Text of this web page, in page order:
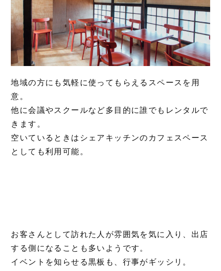
地域の方にも気軽に使ってもらえるスペースを用
意。
他に会議やスクールなど多目的に誰でもレンタルで
きます。
空いているときはシェアキッチンのカフェスペース
としても利用可能。
お客さんとして訪れた人が雰囲気を気に入り、出店
する側になることも多いようです。
イベントを知らせる黒板も、行事がギッシリ。